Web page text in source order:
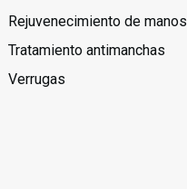
Rejuvenecimiento de manos
Tratamiento antimanchas
Verrugas